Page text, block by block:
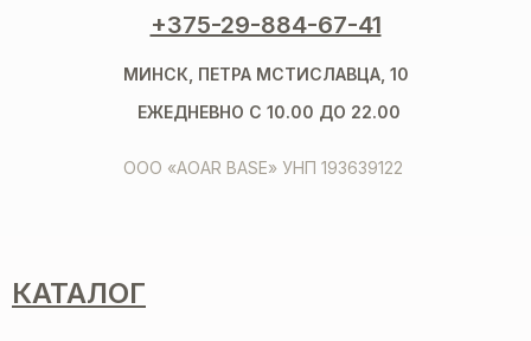
+375-29-884-67-41
ООО «AOAR BASE» УНП 193639122
МИНСК, ПЕТРА МСТИСЛАВЦА, 10
ЕЖЕДНЕВНО С 10.00 ДО 22.00
КАТАЛОГ